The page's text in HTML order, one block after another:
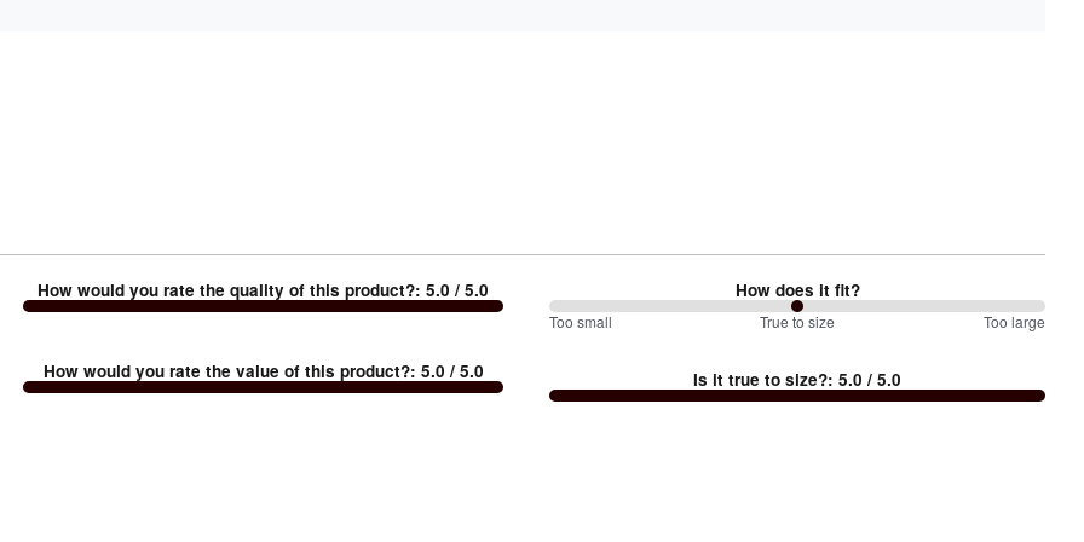
How would you rate the quality of this product?:5.0 / 5.0
How would you rate the value of this product?: 5.0 / 5.0
How does it fit?
100%
Too
Too small True to size Too large
Is it true to size?:5.0 / 5.0